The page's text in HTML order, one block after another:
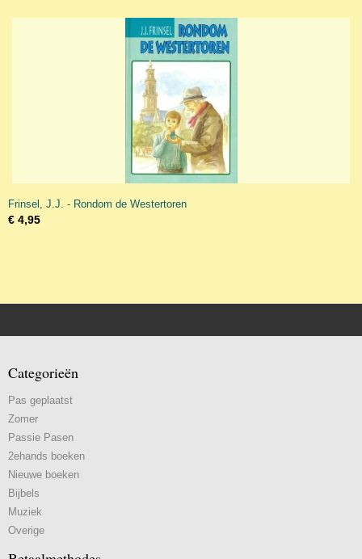
Frinsel, J.J. - Rondom de Westertoren
€ 4,95
Categorieën
Pas geplaatst
Zomer
Passie Pasen
2ehands boeken
Nieuwe boeken
Bijbels
Muziek
Overige